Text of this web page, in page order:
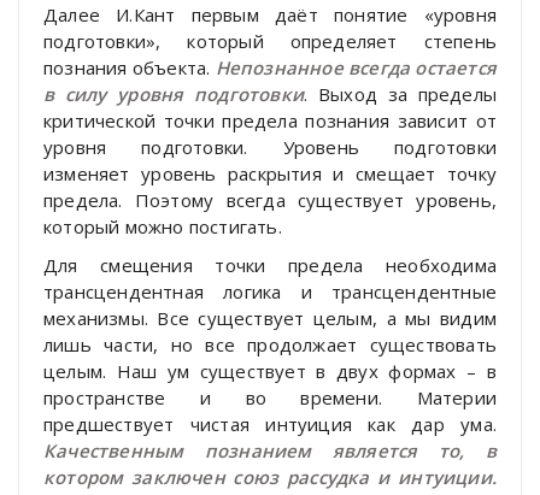
Далее И.Кант первым даёт понятие «уровня
подготовки», который определяет степень
познания объекта. Непознанное всегда остается
в силу уровня подготовки. Выход за пределы
критической точки предела познания зависит от
уровня подготовки. Уровень подготовки
изменяет уровень раскрытия и смещает точку
предела. Поэтому всегда существует уровень,
который можно постигать.
Для смещения точки предела необходима
трансцендентная логика и трансцендентные
механизмы. Все существует целым, а мы видим
лишь части, но все продолжает существовать
целым. Наш ум существует в двух формах – в
пространстве и во времени. Материи
предшествует чистая интуиция как дар ума.
Качественным познанием является то, в
котором заключен союз рассудка и интуиции.